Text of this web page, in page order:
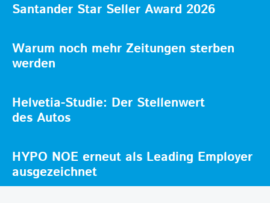
Santander Star Seller Award 2026
Warum noch mehr Zeitungen sterben
werden
Helvetia-Studie: Der Stellenwert
des Autos
HYPO NOE erneut als Leading Employer
ausgezeichnet